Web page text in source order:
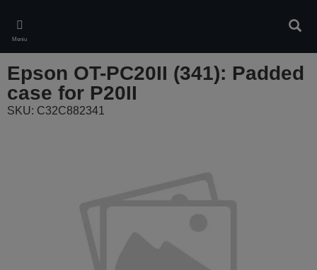
main
content
Meniu
Epson OT-PC20II (341): Padded
case for P20II
SKU: C32C882341